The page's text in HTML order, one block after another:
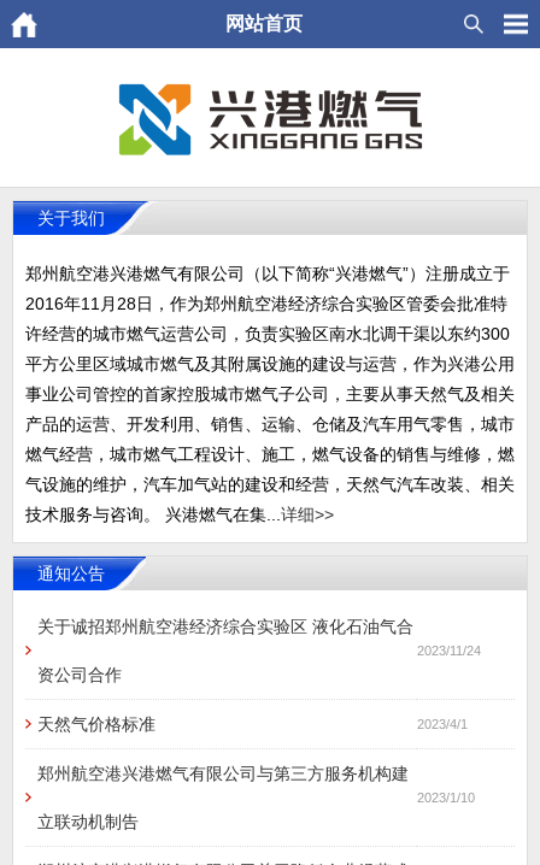
网站首页
关于我们
郑州航空港兴港燃气有限公司（以下简称“兴港燃气”）注册成立于
2016年11月28日，作为郑州航空港经济综合实验区管委会批准特
许经营的城市燃气运营公司，负责实验区南水北调干渠以东约300
平方公里区域城市燃气及其附属设施的建设与运营，作为兴港公用
事业公司管控的首家控股城市燃气子公司，主要从事天然气及相关
产品的运营、开发利用、销售、运输、仓储及汽车用气零售，城市
燃气经营，城市燃气工程设计、施工，燃气设备的销售与维修，燃
气设施的维护，汽车加气站的建设和经营，天然气汽车改装、相关
技术服务与咨询。 兴港燃气在集... 详细>>
通知公告
关于诚招郑州航空港经济综合实验区 液化石油气合
资公司合作
2023/11/24
天然气价格标准 2023/4/1
郑州航空港兴港燃气有限公司与第三方服务机构建
立联动机制告
2023/1/10